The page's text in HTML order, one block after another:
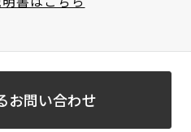
お問い合わせ